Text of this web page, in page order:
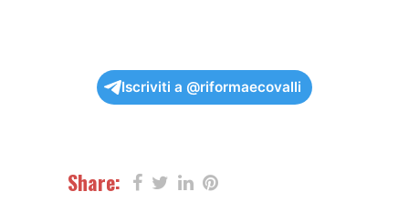
Iscriviti a @riformaecovalli
Share: